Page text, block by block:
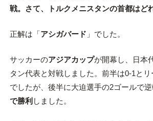
戦。さて、トルクメニスタンの首都はど
正解は「アシガバード 」でした。
サッカーのアジアカップが開幕し、日本
タン代表と対戦しました。前半は0-1と
でしたが、後半に大迫選手の2ゴールで
で勝利 しました。